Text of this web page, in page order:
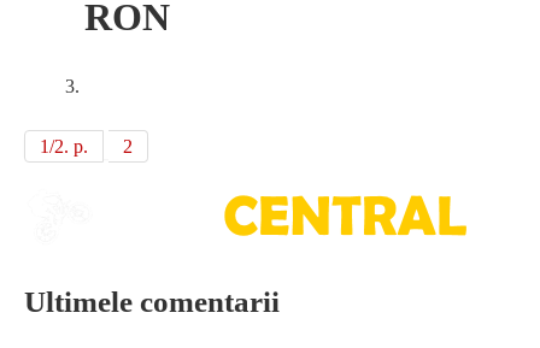
RON
1/2. p. 2
Ultimele comentarii